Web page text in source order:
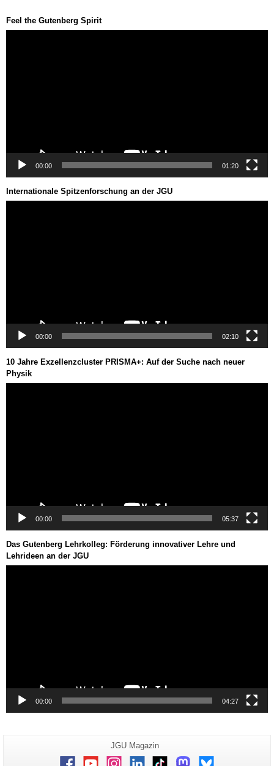
Feel the Gutenberg Spirit
00:00 01:20
Internationale Spitzenforschung an der JGU
00:00 02:10
10 Jahre Exzellenzcluster PRISMA+: Auf der Suche nach neuer
Physik
00:00 05:37
Das Gutenberg Lehrkolleg: Förderung innovativer Lehre und
Lehrideen an der JGU
00:00 04:27
Zusätzliche
Informationen
Seiten-
Name:
JGU Magazin
Facebook
YoutubeInstagram
LinkedInTikTokMastodonBluesky